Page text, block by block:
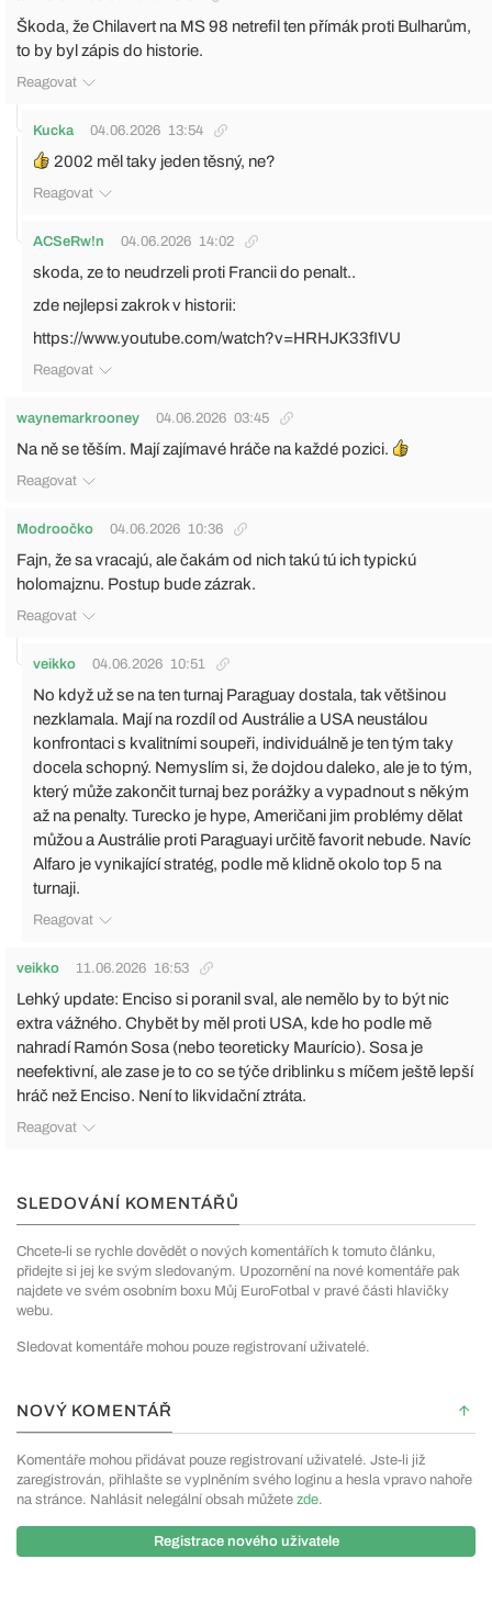
Škoda, že Chilavert na MS 98 netrefil ten přímák proti Bulharům,
to by byl zápis do historie.
Reagovat
Kucka 04.06.2026 13:54
2002 měl taky jeden těsný, ne?
Reagovat
ACSeRw!n 04.06.2026 14:02
skoda, ze to neudrzeli proti Francii do penalt..
zde nejlepsi zakrok v historii:
https://www.youtube.com/watch?v=HRHJK33fIVU
Reagovat
waynemarkrooney 04.06.2026 03:45
Na ně se těším. Mají zajímavé hráče na každé pozici.
Reagovat
Modroočko 04.06.2026 10:36
Fajn, že sa vracajú, ale čakám od nich takú tú ich typickú
holomajznu. Postup bude zázrak.
Reagovat
veikko 04.06.2026 10:51
No když už se na ten turnaj Paraguay dostala, tak většinou
nezklamala. Mají na rozdíl od Austrálie a USA neustálou
konfrontaci s kvalitními soupeři, individuálně je ten tým taky
docela schopný. Nemyslím si, že dojdou daleko, ale je to tým,
který může zakončit turnaj bez porážky a vypadnout s někým
až na penalty. Turecko je hype, Američani jim problémy dělat
můžou a Austrálie proti Paraguayi určitě favorit nebude. Navíc
Alfaro je vynikající stratég, podle mě klidně okolo top 5 na
turnaji.
Reagovat
veikko 11.06.2026 16:53
Lehký update: Enciso si poranil sval, ale nemělo by to být nic
extra vážného. Chybět by měl proti USA, kde ho podle mě
nahradí Ramón Sosa (nebo teoreticky Maurício). Sosa je
neefektivní, ale zase je to co se týče driblinku s míčem ještě lepší
hráč než Enciso. Není to likvidační ztráta.
Reagovat
SLEDOVÁNÍ KOMENTÁŘŮ
Chcete-li se rychle dovědět o nových komentářích k tomuto článku,
přidejte si jej ke svým sledovaným. Upozornění na nové komentáře pak
najdete ve svém osobním boxu Můj EuroFotbal v pravé části hlavičky
webu.
Sledovat komentáře mohou pouze registrovaní uživatelé.
NOVÝ KOMENTÁŘ
Komentáře mohou přidávat pouze registrovaní uživatelé. Jste-li již
zaregistrován, přihlašte se vyplněním svého loginu a hesla vpravo nahoře
na stránce. Nahlásit nelegální obsah můžete zde.
Registrace nového uživatele